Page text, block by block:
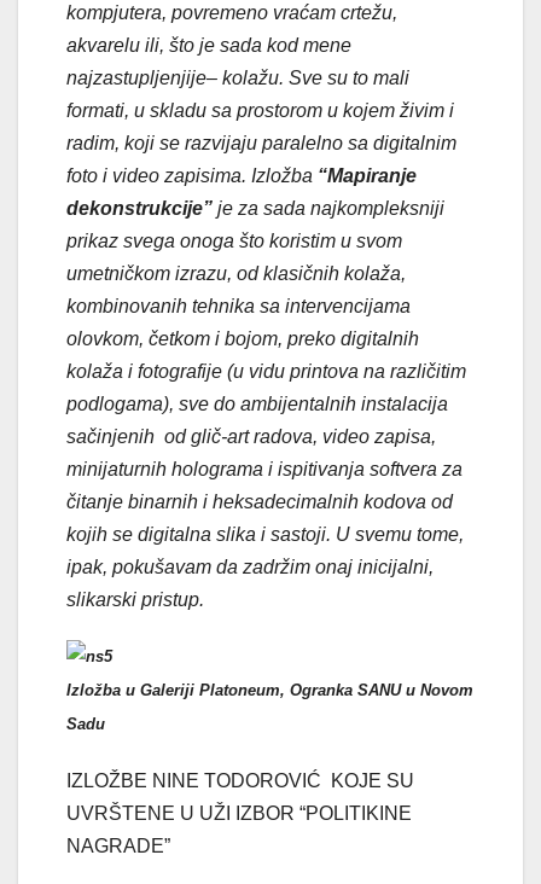
kompjutera, povremeno vraćam crtežu,
akvarelu ili, što je sada kod mene
najzastupljenjije– kolažu. Sve su to mali
formati, u skladu sa prostorom u kojem živim i
radim, koji se razvijaju paralelno sa digitalnim
foto i video zapisima. Izložba “Mapiranje
dekonstrukcije” je za sada najkompleksniji
prikaz svega onoga što koristim u svom
umetničkom izrazu, od klasičnih kolaža,
kombinovanih tehnika sa intervencijama
olovkom, četkom i bojom, preko digitalnih
kolaža i fotografije (u vidu printova na različitim
podlogama), sve do ambijentalnih instalacija
sačinjenih od glič-art radova, video zapisa,
minijaturnih holograma i ispitivanja softvera za
čitanje binarnih i heksadecimalnih kodova od
kojih se digitalna slika i sastoji. U svemu tome,
ipak, pokušavam da zadržim onaj inicijalni,
slikarski pristup.
Izložba u Galeriji Platoneum, Ogranka SANU u Novom
Sadu
IZLOŽBE NINE TODOROVIĆ KOJE SU
UVRŠTENE U UŽI IZBOR “POLITIKINE
NAGRADE”